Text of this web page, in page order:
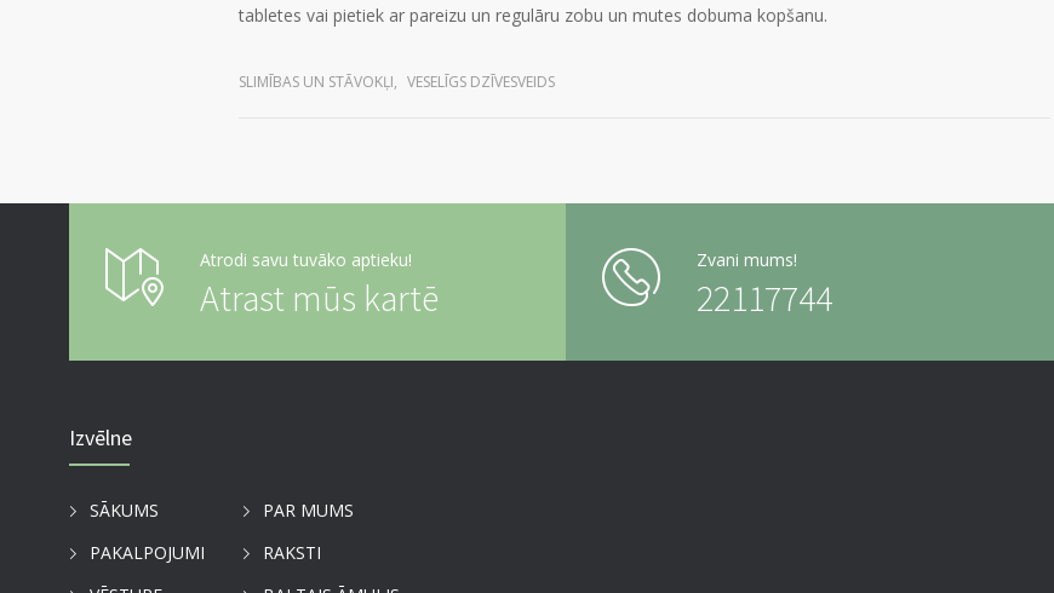
tabletes vai pietiek ar pareizu un regulāru zobu un mutes dobuma kopšanu.
SLIMĪBAS UN STĀVOKĻI, VESELĪGS DZĪVESVEIDS
Atrodi savu tuvāko aptieku!
Atrast mūs kartē
Zvani mums!
22117744
Izvēlne
SĀKUMS
PAR MUMS
PAKALPOJUMI
RAKSTI